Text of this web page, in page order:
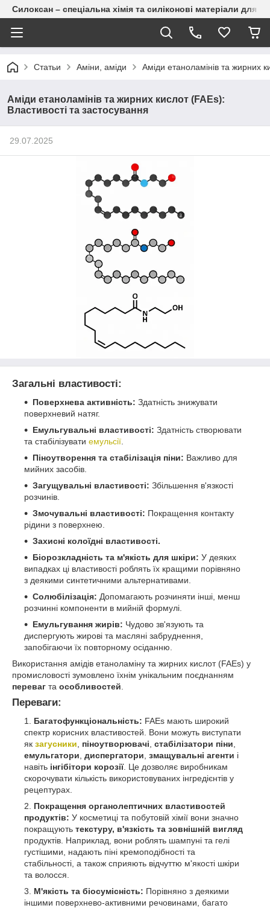
Силоксан – спеціальна хімія та силіконові матеріали для
Статьи Аміни, аміди Аміди етаноламінів та жирних
Аміди етаноламінів та жирних кислот (FAEs):
Властивості та застосування
29.07.2025
Загальні властивості:
Поверхнева активність: Здатність знижувати
поверхневий натяг.
Емульгувальні властивості: Здатність створювати
та стабілізувати емульсії
Піноутворення та стабілізація піни: Важливо для
мийних засобів.
Загущувальні властивості: Збільшення в'язкості
розчинів.
Змочувальні властивості: Покращення контакту
рідини з поверхнею.
Захисні колоїдні властивості.
Біорозкладність та м'якість для шкіри: У деяких
випадках ці властивості роблять їх кращими порівняно
з деякими синтетичними альтернативами.
Солюбілізація: Допомагають розчиняти інші, менш
розчинні компоненти в мийній формулі.
Емульгування жирів: Чудово зв'язують та
диспергують жирові та масляні забруднення,
запобігаючи їх повторному осіданню.
Використання амідів етаноламіну та жирних кислот (FAEs) у
промисловості зумовлено їхнім унікальним поєднанням
переваг та особливостей
Переваги:
Багатофункціональність: FAEs мають широкий
спектр корисних властивостей. Вони можуть виступати
як загусники піноутворювачі стабілізатори піни
емульгатори диспергатори змащувальні агенти і
навіть інгібітори корозії. Це дозволяє виробникам
скорочувати кількість використовуваних інгредієнтів у
рецептурах.
Покращення органолептичних властивостей
продуктів: У косметиці та побутовій хімії вони значно
покращують текстуру, в'язкість та зовнішній вигляд
продуктів. Наприклад, вони роблять шампуні та гелі
густішими, надають піні кремоподібності та
стабільності, а також сприяють відчуттю м'якості шкіри
та волосся.
М'якість та біосумісність: Порівняно з деякими
іншими поверхнево-активними речовинами, багато